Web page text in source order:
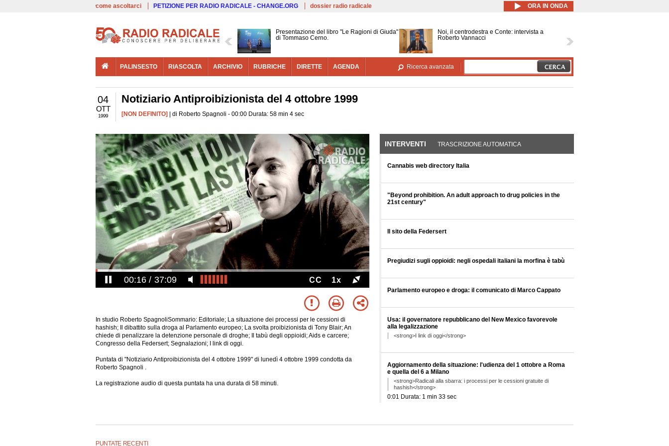
Salta al contenuto principale
come ascoltarci PETIZIONE PER RADIO RADICALE - CHANGE.ORG dossier radio radicale ORA IN ONDA
Presentazione del libro "Le Ragioni di Giuda"
di Tommaso Cerno.
Noi, il centrodestra e Conte: intervista a
Roberto Vannacci
PALINSESTO RIASCOLTA ARCHIVIO RUBRICHE DIRETTE AGENDA Ricerca avanzata
04
OTT
1999
Notiziario Antiproibizionista del 4 ottobre 1999
[NON DEFINITO] | di Roberto Spagnoli - 00:00 Durata: 58 min 4 sec
00:17 37:09 CC 1x
In studio Roberto SpagnoliSommario: Editoriale; La situazione dei processi per le cessioni di
hashish; Il dibattito sulla droga al Parlamento europeo; La svolta proibizionista di Tony Blair; An
chiede di penalizzare la detenzione personale di droghe; Il tabù degli oppioidi; Aids e carcere;
Congresso della Federsert; Segnalazioni; I link di oggi.
Puntata di "Notiziario Antiproibizionista del 4 ottobre 1999" di lunedì 4 ottobre 1999 condotta da
Roberto Spagnoli .
La registrazione audio di questa puntata ha una durata di 58 minuti.
INTERVENTI (SCHEDA ATTIVA)
TRASCRIZIONE AUTOMATICA
Cannabis web directory Italia
"Beyond prohibition. An adult approach to drug policies in the
21st century"
Il sito della Federsert
Pregiudizi sugli oppioidi: negli ospedali italiani la morfina è tabù
Parlamento europeo e droga: il comunicato di Marco Cappato
Usa: il governatore repubblicano del New Mexico favorevole
alla legalizzazione
<strong>I link di oggi</strong>
Aggiornamento della situazione: l'udienza del 1 ottobre a Roma
e quella del 6 a Milano
<strong>Radicali alla sbarra: i processi per le cessioni gratuite di
hashish</strong>
0:01 Durata: 1 min 33 sec
Dedicato a Rocco Buttiglione: il governatore repubblicano del
PUNTATE RECENTI